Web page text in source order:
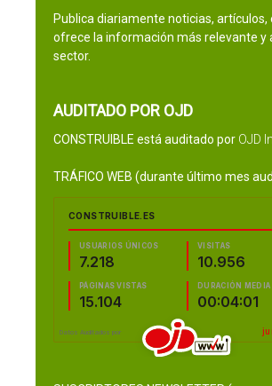
Publica diariamente noticias, artículos,
ofrece la información más relevante y
sector.
AUDITADO POR OJD
CONSTRUIBLE está auditado por OJD
TRÁFICO WEB (durante último mes